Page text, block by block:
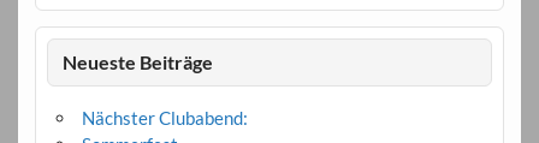
Neueste Beiträge
Nächster Clubabend: